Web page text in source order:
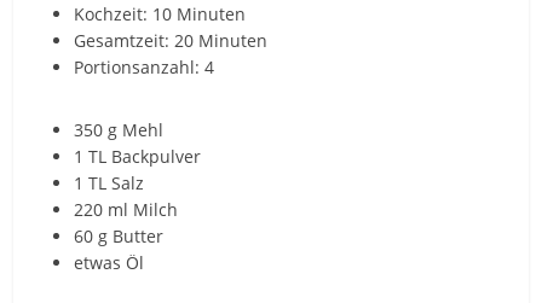
Kochzeit: 10 Minuten
Gesamtzeit: 20 Minuten
Portionsanzahl: 4
350 g Mehl
1 TL Backpulver
1 TL Salz
220 ml Milch
60 g Butter
etwas Öl